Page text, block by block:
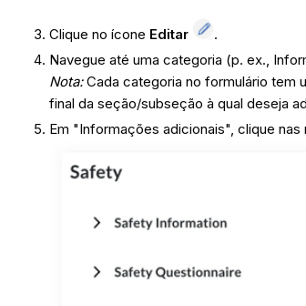
Clique no ícone Editar
.
Navegue até uma categoria (p. ex.,
Nota:Cada categoria no formulário tem
final da seção/subseção à qual deseja
Em "Informações adicionais", clique